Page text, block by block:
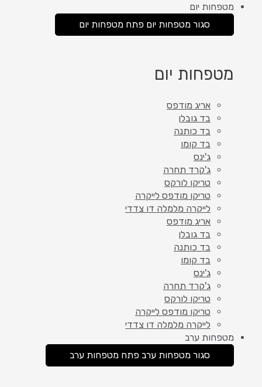
מטפחות יום
סגור מטפחות יום פתח מטפחות יום
מטפחות יום
אריג מודפס
בד גובלן
בד כותנה
בד קומו
ג'ינס
ג'קרד תחרה
טריקו לורקס
טריקו מודפס לייקרה
לייקרה מלמלה דו צדדי
אריג מודפס
בד גובלן
בד כותנה
בד קומו
ג'ינס
ג'קרד תחרה
טריקו לורקס
טריקו מודפס לייקרה
לייקרה מלמלה דו צדדי
מטפחות ערב
סגור מטפחות ערב פתח מטפחות ערב